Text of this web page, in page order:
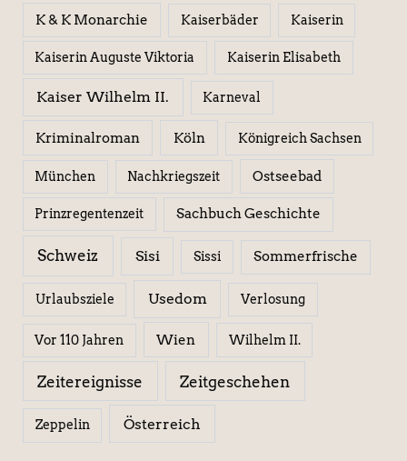
K & K Monarchie Kaiserbäder Kaiserin
Kaiserin Auguste Viktoria Kaiserin Elisabeth
Kaiser Wilhelm II. Karneval
Kriminalroman Köln Königreich Sachsen
München Nachkriegszeit Ostseebad
Prinzregentenzeit Sachbuch Geschichte
Schweiz Sisi Sissi Sommerfrische
Urlaubsziele Usedom Verlosung
Vor 110 Jahren Wien Wilhelm II.
Zeitereignisse Zeitgeschehen
Zeppelin Österreich